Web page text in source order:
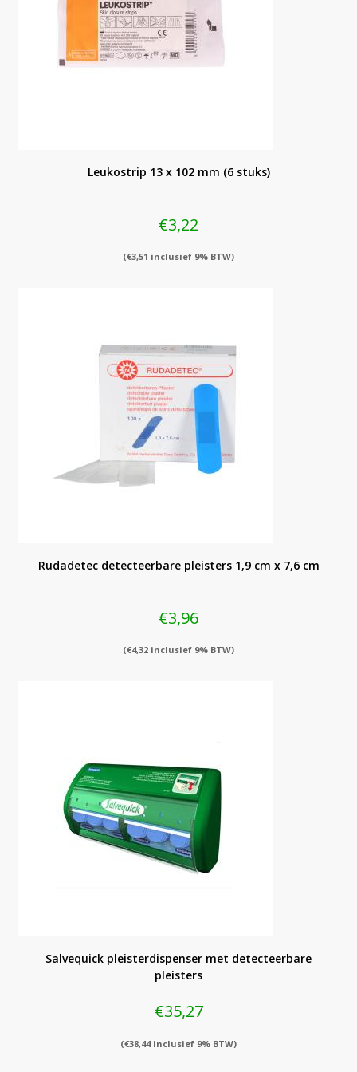
Leukostrip 13 x 102 mm (6 stuks)
€3,22
(€3,51 inclusief 9% BTW)
Rudadetec detecteerbare pleisters 1,9 cm x 7,6 cm
€3,96
(€4,32 inclusief 9% BTW)
Salvequick pleisterdispenser met detecteerbare
pleisters
€35,27
(€38,44inclusief 9% BTW)